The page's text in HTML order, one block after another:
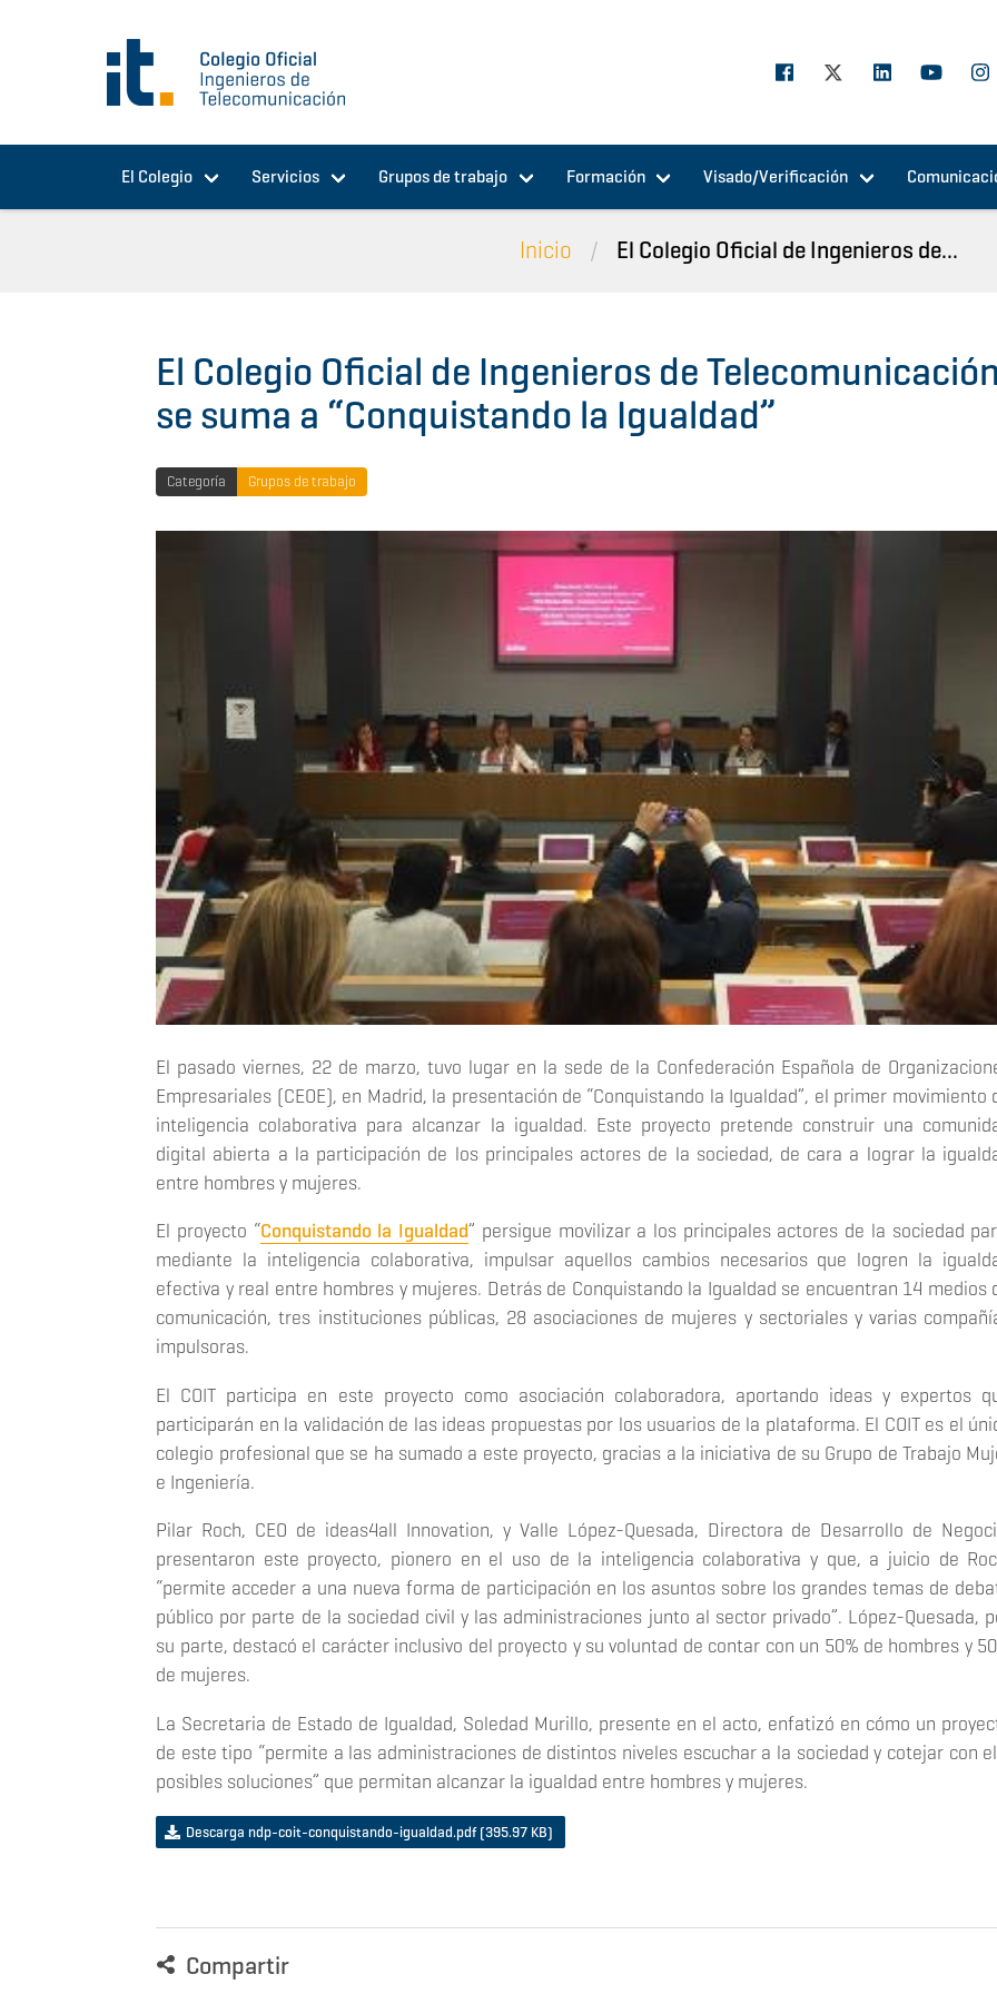
El Colegio Servicios Grupos de trabajo Formación Visado/Verificación
Inicio El Colegio Oficial de Ingenieros de...
El Colegio Oficial de Ingenieros de Telecomunicación
se suma a “Conquistando la Igualdad”
Categoría Grupos de trabajo
El pasado viernes, 22 de marzo, tuvo lugar en la sede de la Confederación Española de
Empresariales (CEOE), en Madrid, la presentación de “Conquistando la Igualdad”, el primer movimiento
inteligencia colaborativa para alcanzar la igualdad. Este proyecto pretende construir una
digital abierta a la participación de los principales actores de la sociedad, de cara a lograr la
entre hombres y mujeres.
El proyecto “Conquistando la Igualdad” persigue movilizar a los principales actores de la sociedad
mediante la inteligencia colaborativa, impulsar aquellos cambios necesarios que logren la
efectiva y real entre hombres y mujeres. Detrás de Conquistando la Igualdad se encuentran 14 medios
comunicación, tres instituciones públicas, 28 asociaciones de mujeres y sectoriales y varias
impulsoras.
El COIT participa en este proyecto como asociación colaboradora, aportando ideas y expertos
participarán en la validación de las ideas propuestas por los usuarios de la plataforma. El COIT es el
colegio profesional que se ha sumado a este proyecto, gracias a la iniciativa de su Grupo de Trabajo
e Ingeniería.
Pilar Roch, CEO de ideas4all Innovation, y Valle López-Quesada, Directora de Desarrollo de
presentaron este proyecto, pionero en el uso de la inteligencia colaborativa y que, a juicio de
“permite acceder a una nueva forma de participación en los asuntos sobre los grandes temas de
público por parte de la sociedad civil y las administraciones junto al sector privado”. López-Quesada,
su parte, destacó el carácter inclusivo del proyecto y su voluntad de contar con un 50% de hombres y
de mujeres.
La Secretaria de Estado de Igualdad, Soledad Murillo, presente en el acto, enfatizó en cómo un
de este tipo “permite a las administraciones de distintos niveles escuchar a la sociedad y cotejar con
posibles soluciones” que permitan alcanzar la igualdad entre hombres y mujeres.
Descarga ndp-coit-conquistando-igualdad.pdf(395.97 KB)
Compartir